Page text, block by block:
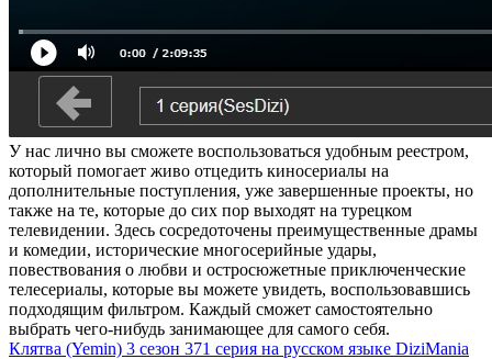
У нас лично вы сможете воспользоваться удобным реестром,
который помогает живо отцедить киносериалы на
дополнительные поступления, уже завершенные проекты, но
также на те, которые до сих пор выходят на турецком
телевидении. Здесь сосредоточены преимущественные драмы
и комедии, исторические многосерийные удары,
повествования о любви и остросюжетные приключенческие
телесериалы, которые вы можете увидеть, воспользовавшись
подходящим фильтром. Каждый сможет самостоятельно
выбрать чего-нибудь занимающее для самого себя.
Клятва (Yemin) 3 сезон 371 серия на русском языке DiziMania